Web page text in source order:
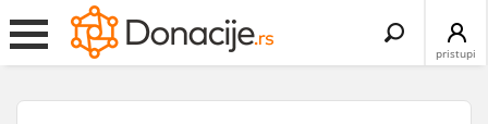
pristupi
Search